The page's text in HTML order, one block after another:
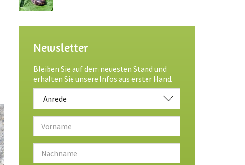
Newsletter
Bleiben Sie auf dem neuesten Stand und
erhalten Sie unsere Infos aus erster Hand.
Anrede